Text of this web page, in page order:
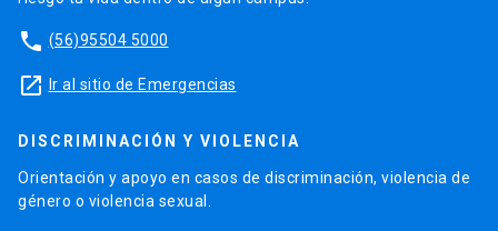
phone (56)95504 5000
launch Ir al sitio de Emergencias
DISCRIMINACIÓN Y VIOLENCIA
Orientación y apoyo en casos de discriminación, violencia de
género o violencia sexual.